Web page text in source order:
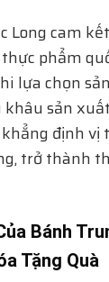
Long cam
phẩm
lựa chọn
sản
định
trở thành
Bánh
Tặng Quà